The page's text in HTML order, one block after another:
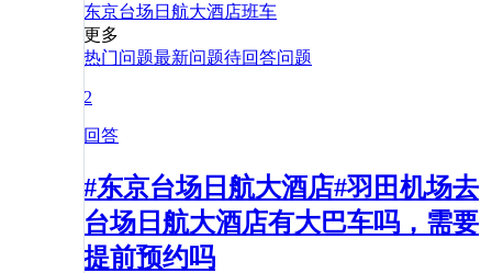
东京台场日航大酒店班车
更多
热门问题最新问题待回答问题
2
回答
#东京台场日航大酒店#羽田机场去
台场日航大酒店有大巴车吗，需要
提前预约吗